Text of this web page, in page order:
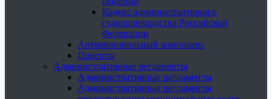
Кодекс административного
судопроизводства Российской
Федерации
Антимонопольный комплаенс
Проекты
Административные регламенты
Административные регламенты
Административные регламенты